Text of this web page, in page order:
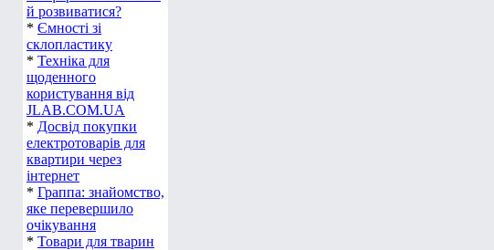
й розвиватися?
* Ємності зі
склопластику
* Техніка для
щоденного
користування від
JLAB.COM.UA
* Досвід покупки
електротоварів для
квартири через
інтернет
* Граппа: знайомство,
яке перевершило
очікування
* Товари для тварин